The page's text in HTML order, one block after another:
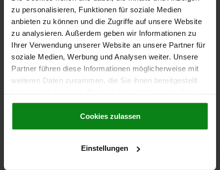
zu personalisieren, Funktionen für soziale Medien
anbieten zu können und die Zugriffe auf unsere Website
zu analysieren. Außerdem geben wir Informationen zu
Ihrer Verwendung unserer Website an unsere Partner für
soziale Medien, Werbung und Analysen weiter. Unsere
Partner führen diese Informationen möglicherweise mit
weiteren Daten zusammen, die Sie ihnen bereitgestellt
gesammelt haben.Cookie Richtlinien
Datenschutz|AGB
Cookies zulassen
Einstellungen
CAD
DOWNLOADS
Other customers also bought
04401-05